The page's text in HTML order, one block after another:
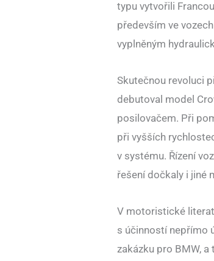
typu vytvořili
především ve
vyplněným
Skutečnou revoluci
debutoval model
posilovačem. Při
při vyšších
v systému. Řízení
řešení dočkaly i jiné
V motoristické
s účinností nepřímo
zakázku pro BMW,